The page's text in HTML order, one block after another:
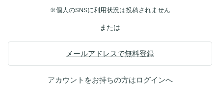
※個人のSNSに利用状況は投稿されません
または
メールアドレスで無料登録
アカウントをお持ちの方はログインへ